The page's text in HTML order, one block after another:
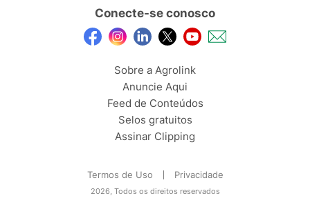
Conecte-se conosco
Sobre a Agrolink
Anuncie Aqui
Feed de Conteúdos
Selos gratuitos
Assinar Clipping
Termos de Uso Privacidade
2026, Todos os direitos reservados